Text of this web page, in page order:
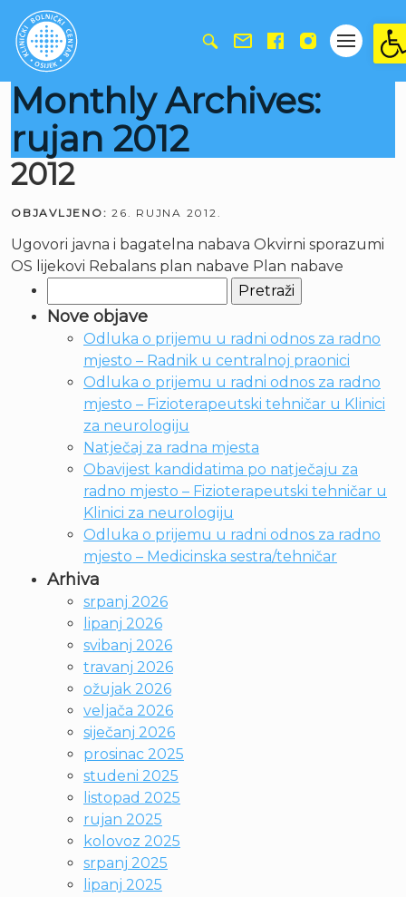
Monthly Archives:
rujan 2012
2012
OBJAVLJENO: 26. RUJNA 2012.
Ugovori javna i bagatelna nabava Okvirni sporazumi
OS lijekovi Rebalans plan nabave Plan nabave
Nove objave
Odluka o prijemu u radni odnos za radno
mjesto – Radnik u centralnoj praonici
Odluka o prijemu u radni odnos za radno
mjesto – Fizioterapeutski tehničar u Klinici
za neurologiju
Natječaj za radna mjesta
Obavijest kandidatima po natječaju za
radno mjesto – Fizioterapeutski tehničar u
Klinici za neurologiju
Odluka o prijemu u radni odnos za radno
mjesto – Medicinska sestra/tehničar
Arhiva
srpanj 2026
lipanj 2026
svibanj 2026
travanj 2026
ožujak 2026
veljača 2026
siječanj 2026
prosinac 2025
studeni 2025
listopad 2025
rujan 2025
kolovoz 2025
srpanj 2025
lipanj 2025